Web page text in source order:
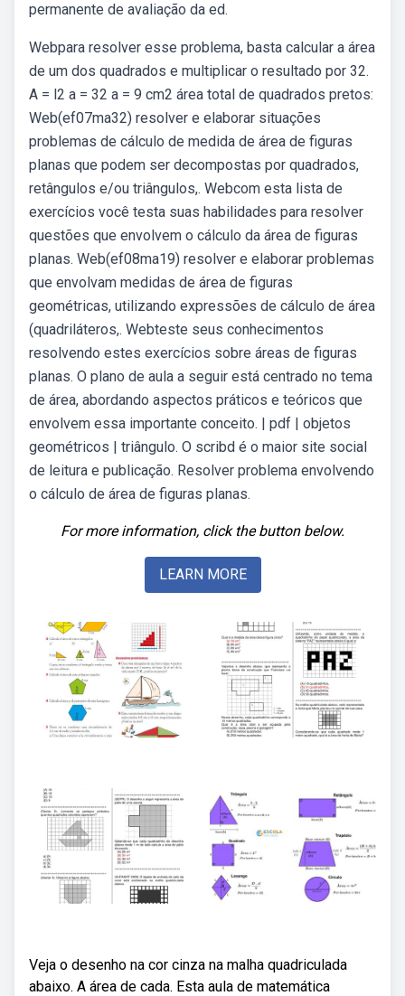
permanente de avaliação da ed.
Webpara resolver esse problema, basta calcular a área
de um dos quadrados e multiplicar o resultado por 32.
A = l2 a = 32 a = 9 cm2 área total de quadrados pretos:
Web(ef07ma32) resolver e elaborar situações
problemas de cálculo de medida de área de figuras
planas que podem ser decompostas por quadrados,
retângulos e/ou triângulos,. Webcom esta lista de
exercícios você testa suas habilidades para resolver
questões que envolvem o cálculo da área de figuras
planas. Web(ef08ma19) resolver e elaborar problemas
que envolvam medidas de área de figuras
geométricas, utilizando expressões de cálculo de área
(quadriláteros,. Webteste seus conhecimentos
resolvendo estes exercícios sobre áreas de figuras
planas. O plano de aula a seguir está centrado no tema
de área, abordando aspectos práticos e teóricos que
envolvem essa importante conceito. | pdf | objetos
geométricos | triângulo. O scribd é o maior site social
de leitura e publicação. Resolver problema envolvendo
o cálculo de área de figuras planas.
For more information, click the button below.
LEARN MORE
Veja o desenho na cor cinza na malha quadriculada
abaixo. A área de cada. Esta aula de matemática